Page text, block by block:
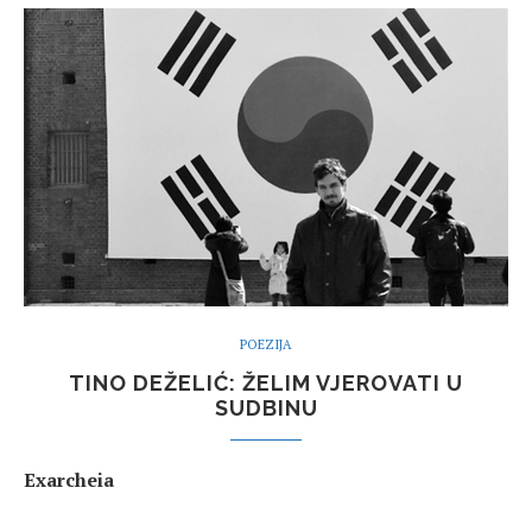
POEZIJA
TINO DEŽELIĆ: ŽELIM VJEROVATI U
SUDBINU
Exarcheia